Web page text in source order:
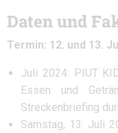
Daten und
Termin: 12. und 13.
Juli 2024: PIUT
Essen und
Streckenbriefing
Samstag, 13. Juli